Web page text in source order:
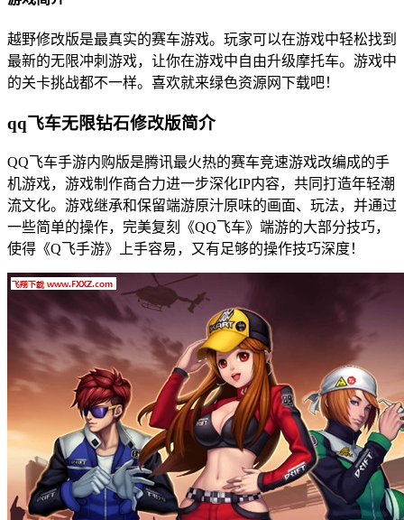
越野修改版是最真实的赛车游戏。玩家可以在游戏中轻松找到
最新的无限冲刺游戏，让你在游戏中自由升级摩托车。游戏中
的关卡挑战都不一样。喜欢就来绿色资源网下载吧！
qq飞车无限钻石修改版简介
QQ飞车手游内购版是腾讯最火热的赛车竞速游戏改编成的手
机游戏，游戏制作商合力进一步深化IP内容，共同打造年轻潮
流文化。游戏继承和保留端游原汁原味的画面、玩法，并通过
一些简单的操作，完美复刻《QQ飞车》端游的大部分技巧，
使得《Q飞手游》上手容易，又有足够的操作技巧深度！